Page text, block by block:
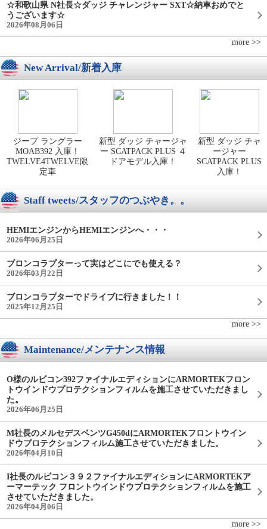
☆和歌山県 N社長☆ダッジ チャレンジャー SXT☆納車おめでと
うございます☆
2026年08月06日
more >>
New Arrival/新着入庫
ジープ ラングラー
MOAB392 入庫！
TWELVE4TWELVE限
定車
新型 ダッジ チャージャ
ー SCATPACK PLUS ４
ドアモデル入庫！
新型 ダッジ チャ
ージャー
SCATPACK PLUS
入庫！
Staff tweets/スタッフのつぶやき。。
HEMIエンジンからHEMIエンジンへ・・・
2026年06月25日
ブロンコラプターって実はどこにでも使える？
2026年03月22日
ブロンコラプターでドライブに行きました！！
2025年12月25日
more >>
Maintenance/メンテナンス情報
O様のルビコン392ファイナルエディションにARMORTEKフロン
トウインドウプロテクションフィルムを施工させていただきまし
た。
2026年06月25日
M社長のメルセデスベンツG450dにARMORTEKフロントウイン
ドウプロテクションフィルム施工させていただきました。
2026年04月10日
I社長のルビコン３９２ファイナルエディションにARMORTEKア
ーマーテック フロントウインドウプロテクションフィルムを施工
させていただきました。
2026年04月06日
more >>